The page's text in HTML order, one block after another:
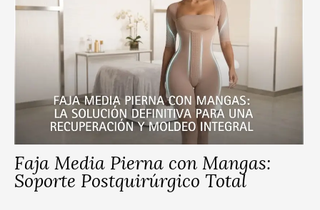
Faja Media Pierna con Mangas:
Soporte Postquirúrgico Total